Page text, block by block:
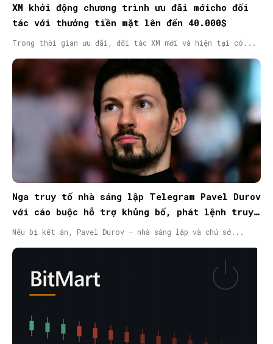
XM khởi động chương trình ưu đãi mớicho đối
tác với thưởng tiền mặt lên đến 40.000$
Trong thời gian ưu đãi, đối tác XM mới và hiện tại có...
Nga truy tố nhà sáng lập Telegram Pavel Durov
với cáo buộc hỗ trợ khủng bố, phát lệnh truy
nã quốc tế
Nếu bị kết án, Pavel Durov – nhà sáng lập và chủ sở...